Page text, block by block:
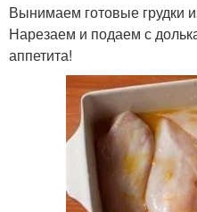
Вынимаем готовые грудки
Нарезаем и подаем с
аппетита!